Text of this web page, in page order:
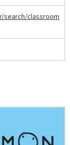
search/classroom